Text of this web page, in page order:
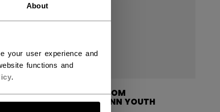
About
your user experience and
functions and
.
CCM PHENOM
KEEPERSKINN YOUTH